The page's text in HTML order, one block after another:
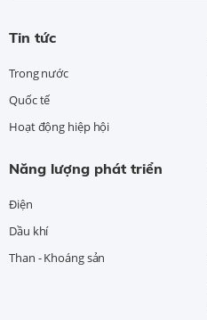
Tin tức
Trong nước
Quốc tế
Hoạt động hiệp hội
Năng lượng phát triển
Điện
Dầu khí
Than - Khoáng sản